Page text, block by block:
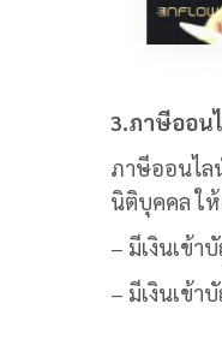
3.ภาษีออนไ
ภาษีออนไล
นิติบุคคล ให้
– มีเงินเข้า
– มีเงินเข้า